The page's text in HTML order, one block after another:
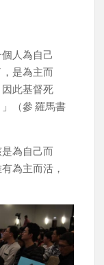
人為自己
是為主而
此基督死
（參 羅馬書
為自己而
為主而活，